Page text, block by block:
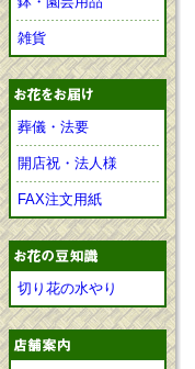
雑貨
葬儀・法要
開店祝・法人様
FAX注文用紙
切り花の水やり